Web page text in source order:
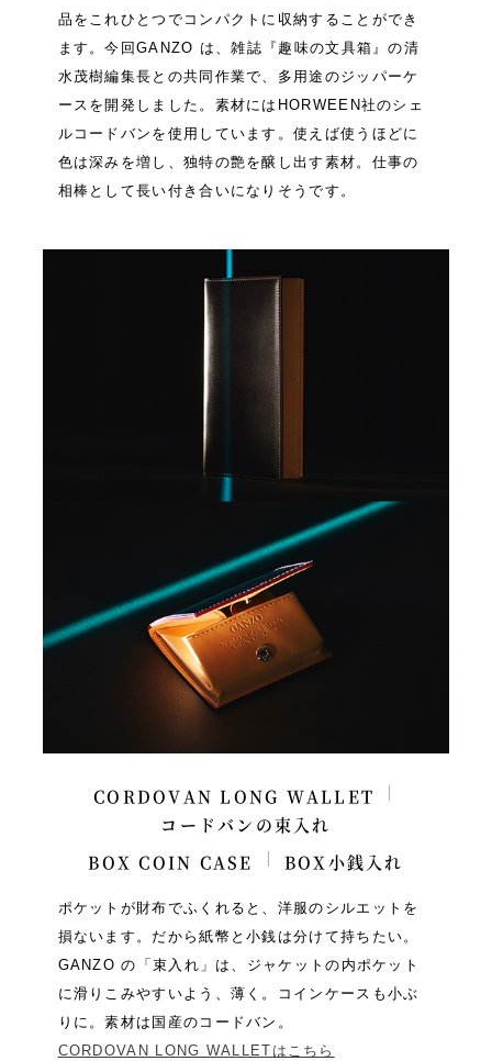
品をこれひとつでコンパクトに収納することができ
ます。今回GANZO は、雑誌『趣味の文具箱』の清
水茂樹編集長との共同作業で、多用途のジッパーケ
ースを開発しました。素材にはHORWEEN社のシェ
ルコードバンを使用しています。使えば使うほどに
色は深みを増し、独特の艶を醸し出す素材。仕事の
相棒として長い付き合いになりそうです。
CORDOVAN LONG WALLET
コードバンの束入れ
BOX COIN CASE
BOX小銭入れ
ポケットが財布でふくれると、洋服のシルエットを
損ないます。だから紙幣と小銭は分けて持ちたい。
GANZO の「束入れ」は、ジャケットの内ポケット
に滑りこみやすいよう、薄く。コインケースも小ぶ
りに。素材は国産のコードバン。
CORDOVAN LONG WALLETはこちら